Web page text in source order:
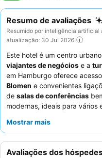
Resumo de avaliações
Resumido por inteligência artificial
atualização: 30 Jul 2026
Este hotel é um centro
viajantes de negócios e a
em Hamburgo oferece
Blomen e convenientes
de salas de conferências
modernas, ideais para vários
extenso e fresco
considerar solicitar um
Mostrar mais
Avaliações dos